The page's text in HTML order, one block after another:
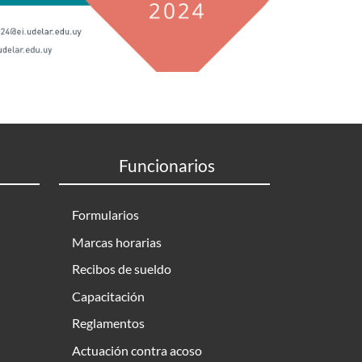
Funcionarios
Formularios
Marcas horarias
Recibos de sueldo
Capacitación
Reglamentos
Actuación contra acoso